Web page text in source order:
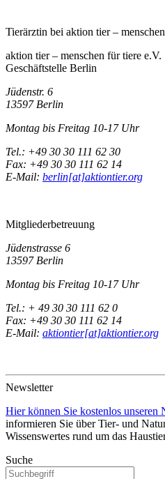
Tierärztin bei aktion tier –
aktion tier – menschen für tiere e.V.
Geschäftstelle Berlin
Jüdenstr. 6
13597 Berlin
Montag bis Freitag 10-17 Uhr
Tel.: +49 30 30 111 62 30
Fax: +49 30 30 111 62 14
E-Mail: berlin[at]aktiontier.org
Mitgliederbetreuung
Jüdenstrasse 6
13597 Berlin
Montag bis Freitag 10-17 Uhr
Tel.: + 49 30 30 111 62 0
Fax: +49 30 30 111 62 14
E-Mail: aktiontier[at]aktiontier.org
Newsletter
Hier können Sie kostenlos unseren
informieren Sie über Tier- und
Wissenswertes rund um das
Suche